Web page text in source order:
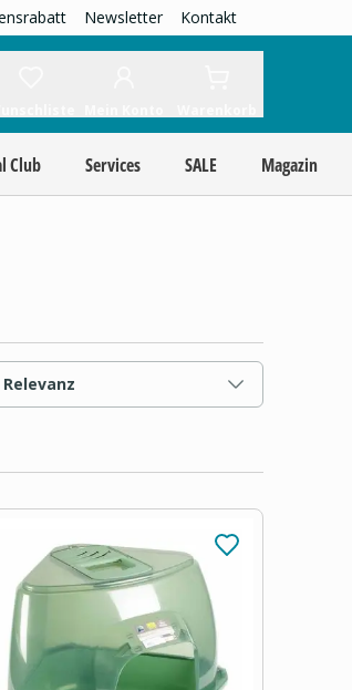
Newsletter Kontakt
Club Services SALE Magazin
Relevanz